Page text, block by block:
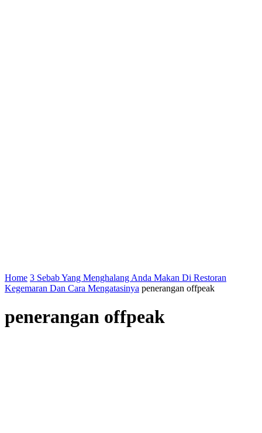
Home 3 Sebab Yang Menghalang Anda Makan Di Restoran
Kegemaran Dan Cara Mengatasinya penerangan offpeak
penerangan offpeak